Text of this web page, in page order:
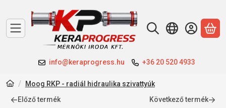
info@keraprogress.hu +36 20 520 4933
A
Moog RKP - radiál hidraulika szivattyúk
Előző termék
Következő termék